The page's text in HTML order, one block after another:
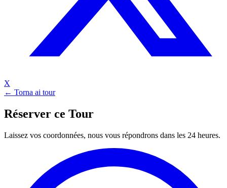
X
← Torna ai tour
Réserver ce Tour
Laissez vos coordonnées, nous vous répondrons dans les 24 heures.